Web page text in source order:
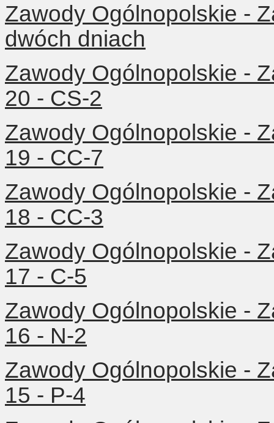
Zawody Ogólnopolskie -
dwóch dniach
Zawody Ogólnopolskie -
20 - CS-2
Zawody Ogólnopolskie -
19 - CC-7
Zawody Ogólnopolskie -
18 - CC-3
Zawody Ogólnopolskie -
17 - C-5
Zawody Ogólnopolskie -
16 - N-2
Zawody Ogólnopolskie -
15 - P-4